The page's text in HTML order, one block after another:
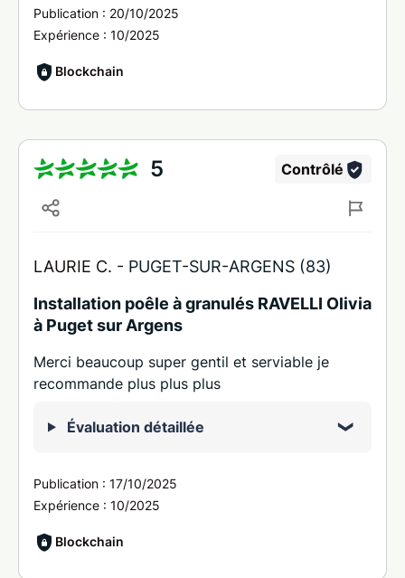
Publication : 20/10/2025
Expérience : 10/2025
Blockchain
5 Contrôlé
LAURIE C. - PUGET-SUR-ARGENS (83)
Installation poêle à granulés RAVELLI Olivia
à Puget sur Argens
Merci beaucoup super gentil et serviable je
recommande plus plus plus
Évaluation détaillée
Publication : 17/10/2025
Expérience : 10/2025
Blockchain